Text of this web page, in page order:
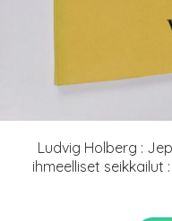
Ludvig Holberg :
ihmeelliset seikkailut